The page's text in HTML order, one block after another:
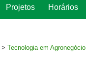
Projetos Horários
> Tecnologia em Agronegócio